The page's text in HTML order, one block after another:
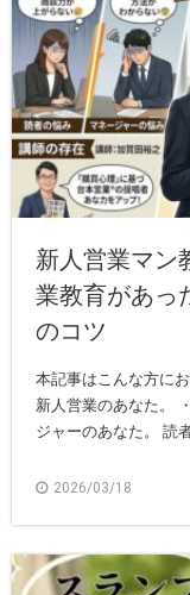
新人営業マン
業教育があっ
のコツ
本記事はこんな方に
新人営業のあなた。
ジャーのあなた。 読
2026/03/18